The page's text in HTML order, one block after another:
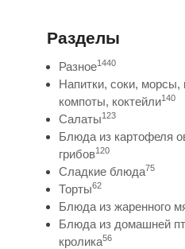
Разделы
Разное1440
Напитки, соки, морсы,
компоты, коктейли140
Салаты123
Блюда из картофеля
грибов120
Сладкие блюда75
Торты62
Блюда из жаренного
Блюда из домашней
кролика56